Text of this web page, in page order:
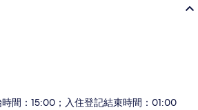
時間：15:00；入住登記結束時間：01:00